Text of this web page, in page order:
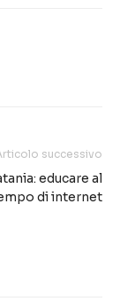
successivo
educare al
di internet